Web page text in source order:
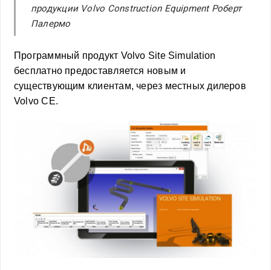
продукции Volvo Construction Equipment Роберт
Палермо
Программный продукт Volvo Site Simulation
бесплатно предоставляется новым и
существующим клиентам, через местных дилеров
Volvo CE.